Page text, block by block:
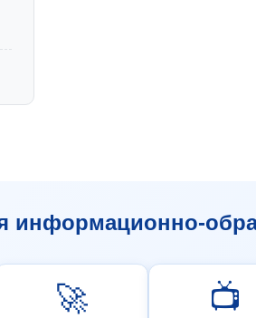
информационно-
🚀 📺